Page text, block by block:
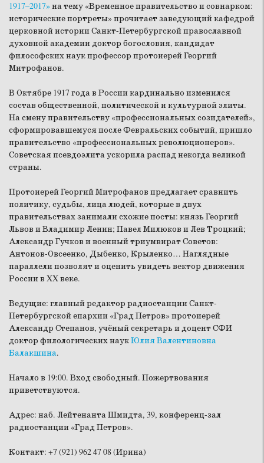
1917–2017» на тему «Временное правительство и совнарком:
исторические портреты» прочитает заведующий кафедрой
церковной истории Санкт-Петербургской православной
духовной академии доктор богословия, кандидат
философских наук профессор протоиерей Георгий
Митрофанов.
В Октябре 1917 года в России кардинально изменился
состав общественной, политической и культурной элиты.
На смену правительству «профессиональных созидателей»,
сформировавшемуся после Февральских событий, пришло
правительство «профессиональных революционеров».
Советская псевдоэлита ускорила распад некогда великой
страны.
Протоиерей Георгий Митрофанов предлагает сравнить
политику, судьбы, лица людей, которые в двух
правительствах занимали схожие посты: князь Георгий
Львов и Владимир Ленин; Павел Милюков и Лев Троцкий;
Александр Гучков и военный триумвират Советов:
Антонов-Овсеенко, Дыбенко, Крыленко… Наглядные
параллели позволят и оценить увидеть вектор движения
России в XX веке.
Ведущие: главный редактор радиостанции Санкт-
Петербургской епархии «Град Петров» протоиерей
Александр Степанов, учёный секретарь и доцент СФИ
доктор филологических наукЮлия Валентиновна
Балакшина.
Начало в 19:00. Вход свободный. Пожертвования
приветствуются.
Адрес: наб. Лейтенанта Шмидта, 39, конференц-зал
радиостанции «Град Петров».
Контакт: +7 (921) 962 47 08 (Ирина)